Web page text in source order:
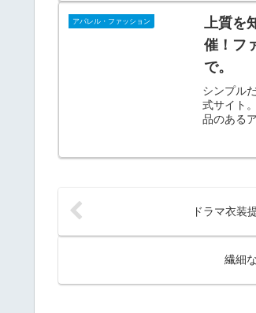
アパレル・ファッション
上質
催！フ
で。
シンプル
式サイト
品のある
ドラマ衣装
繊細